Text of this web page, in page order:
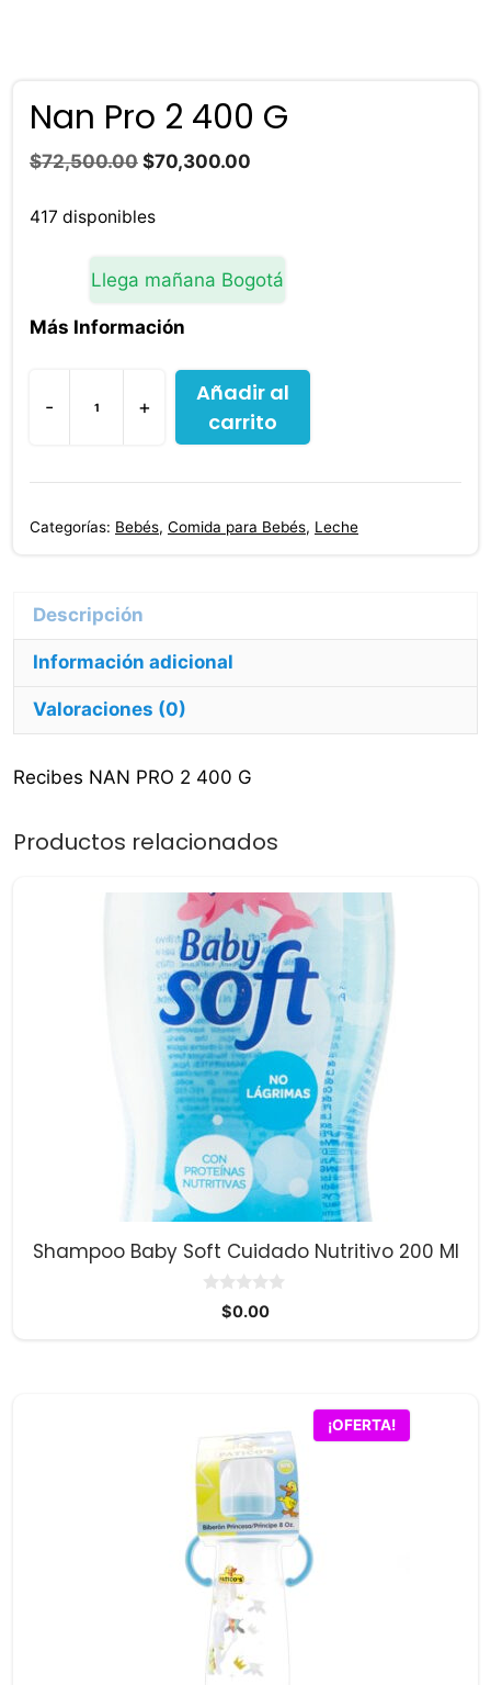
Nan Pro 2 400 G
$72,500.00 El
original
$72,500.00.
$70,300.00
$70,300.00.
417 disponibles
Llega mañana Bogotá
Más Información
-
Pro
2
G
+
Añadir al
carrito
Categorías: Bebés, Comida para Bebés, Leche
Información adicional
Valoraciones (0)
Recibes NAN PRO 2 400 G
Productos relacionados
Shampoo Baby Soft Cuidado Nutritivo 200 Ml
$0.00
¡OFERTA!